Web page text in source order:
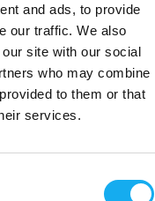
and ads, to provide
our traffic. We also
site with our social
who may combine
to them or that
services.
PLA:n
tuota myrkyllisiä
siitä ihanteellisen
koulussa tai
lämmitettyä
tulostuksen